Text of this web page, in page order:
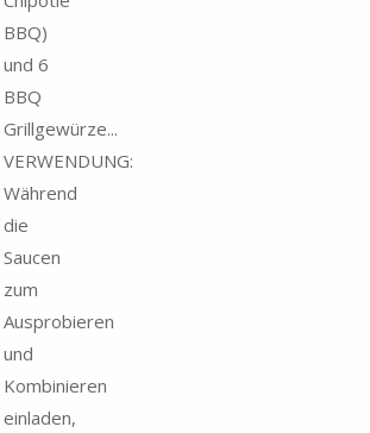
BBQ)
und 6
BBQ
Grillgewürze...
VERWENDUNG:
Während
die
Saucen
zum
Ausprobieren
und
Kombinieren
einladen,